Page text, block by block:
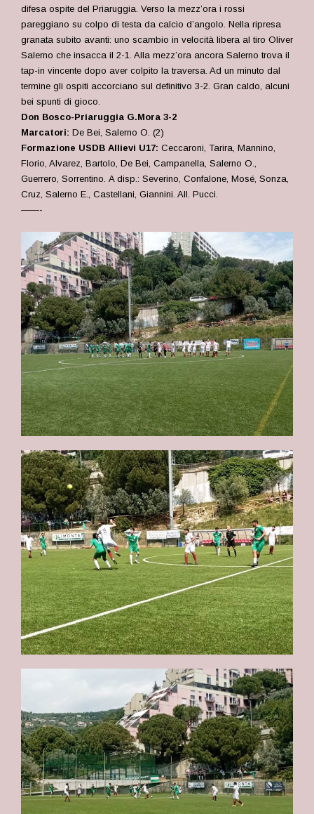
difesa ospite del Priaruggia. Verso la mezz’ora i rossi
pareggiano su colpo di testa da calcio d’angolo. Nella ripresa
granata subito avanti: uno scambio in velocità libera al tiro Oliver
Salerno che insacca il 2-1. Alla mezz’ora ancora Salerno trova il
tap-in vincente dopo aver colpito la traversa. Ad un minuto dal
termine gli ospiti accorciano sul definitivo 3-2. Gran caldo, alcuni
bei spunti di gioco.
Don Bosco-Priaruggia G.Mora 3-2
Marcatori: De Bei, Salerno O. (2)
Formazione USDB Allievi U17: Ceccaroni, Tarira, Mannino,
Florio, Alvarez, Bartolo, De Bei, Campanella, Salerno O.,
Guerrero, Sorrentino. A disp.: Severino, Confalone, Mosé, Sonza,
Cruz, Salerno E., Castellani, Giannini. All. Pucci.
——-